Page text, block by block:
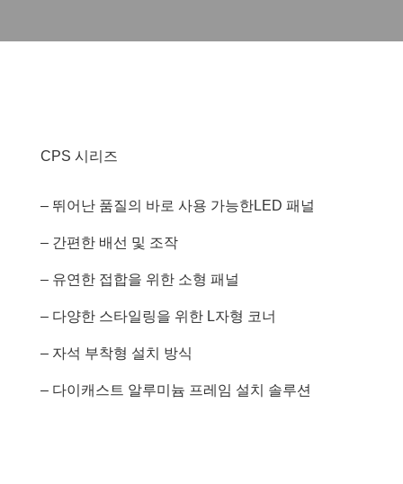
CPS 시리즈
– 뛰어난 품질의 바로 사용 가능한LED 패널
– 간편한 배선 및 조작
– 유연한 접합을 위한 소형 패널
– 다양한 스타일링을 위한 L자형 코너
– 자석 부착형 설치 방식
– 다이캐스트 알루미늄 프레임 설치 솔루션